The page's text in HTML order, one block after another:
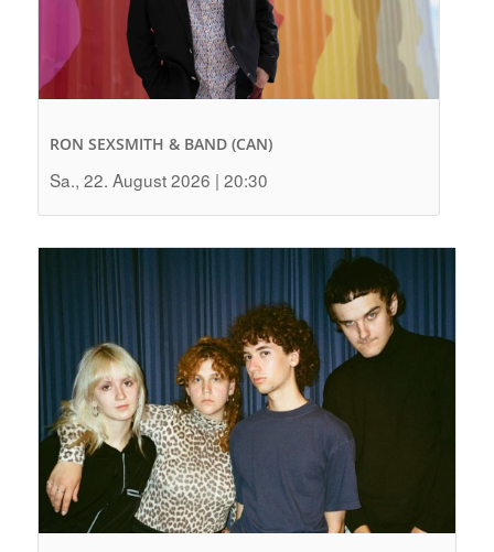
RON SEXSMITH & BAND (CAN)
Sa., 22. August 2026 | 20:30